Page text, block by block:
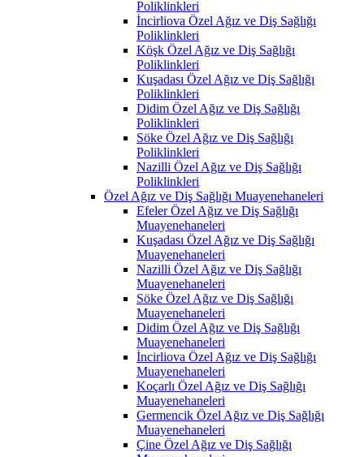
Poliklinkleri
İncirliova Özel Ağız ve Diş Sağlığı
Poliklinkleri
Köşk Özel Ağız ve Diş Sağlığı
Poliklinkleri
Kuşadası Özel Ağız ve Diş Sağlığı
Poliklinkleri
Didim Özel Ağız ve Diş Sağlığı
Poliklinkleri
Söke Özel Ağız ve Diş Sağlığı
Poliklinkleri
Nazilli Özel Ağız ve Diş Sağlığı
Poliklinkleri
Özel Ağız ve Diş Sağlığı Muayenehaneleri
Efeler Özel Ağız ve Diş Sağlığı
Muayenehaneleri
Kuşadası Özel Ağız ve Diş Sağlığı
Muayenehaneleri
Nazilli Özel Ağız ve Diş Sağlığı
Muayenehaneleri
Söke Özel Ağız ve Diş Sağlığı
Muayenehaneleri
Didim Özel Ağız ve Diş Sağlığı
Muayenehaneleri
İncirliova Özel Ağız ve Diş Sağlığı
Muayenehaneleri
Koçarlı Özel Ağız ve Diş Sağlığı
Muayenehaneleri
Germencik Özel Ağız ve Diş Sağlığı
Muayenehaneleri
Çine Özel Ağız ve Diş Sağlığı